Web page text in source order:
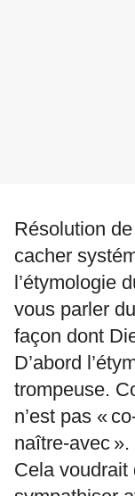
Résolution
cacher
l’étymologie
vous parler
façon dont
D’abord
trompeuse.
n’est pas «
naître-avec
Cela voudrait